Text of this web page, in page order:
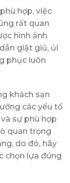
hợp, việc
rất quan
hình ảnh
giặt giũ, ủi
phục luôn
khách sạn
các yếu tố
sự phù hợp
quan trọng
do đó, hãy
chọn lựa đúng